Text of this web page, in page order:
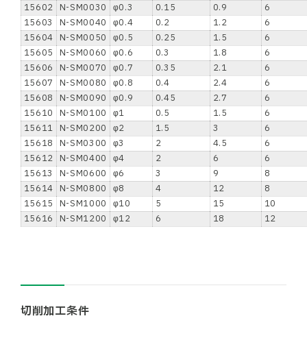
15602
N-SM0030 φ0.3 0.15 0.9
6
15603
N-SM0040 φ0.4 0.2 1.2
6
15604
N-SM0050 φ0.5 0.25 1.5
6
15605
N-SM0060 φ0.6 0.3 1.8
6
15606
N-SM0070 φ0.7 0.35 2.1
6
15607
N-SM0080 φ0.8 0.4 2.4
6
15608
N-SM0090 φ0.9 0.45 2.7
6
15610
N-SM0100 φ1 0.5 1.5
6
15611
N-SM0200 φ2 1.5 3
6
15618
N-SM0300 φ3 2 4.5
6
15612
N-SM0400 φ4 2 6
6
15613
N-SM0600 φ6 3 9
8
15614
N-SM0800 φ8 4 12
8
15615
N-SM1000 φ10 5 15
10
15616
N-SM1200 φ12 6 18 12
切削加工条件